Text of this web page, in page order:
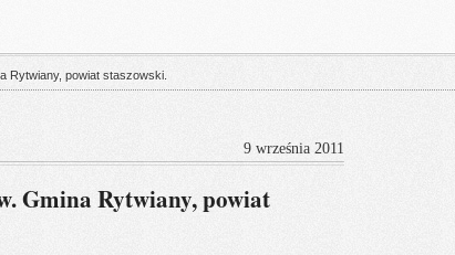
Rytwiany, powiat staszowski.
9 września 2011
Gmina Rytwiany, powiat